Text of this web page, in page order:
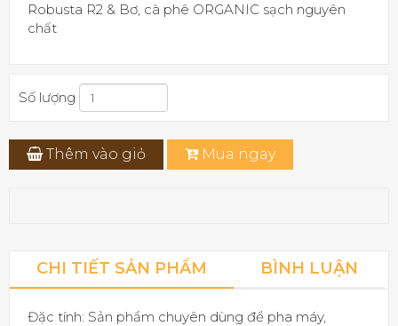
Robusta R2 & Bơ, cà phê ORGANIC sạch nguyên
chất
Số lượng
Thêm vào giỏ Mua ngay
CHI TIẾT SẢN PHẨM BÌNH LUẬN
Đặc tính: Sản phẩm chuyên dùng để pha máy,